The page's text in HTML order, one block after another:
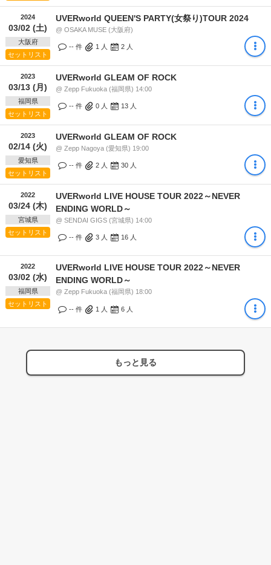
2024
03/02 (土)
大阪府
セットリスト
UVERworld QUEEN'S PARTY(女祭り)TOUR 2024
@ OSAKA MUSE (大阪府)
-- 件 1 人 2 人
2023
03/13 (月)
福岡県
セットリスト
UVERworld GLEAM OF ROCK
@ Zepp Fukuoka (福岡県) 14:00
-- 件 0 人 13 人
2023
02/14 (火)
愛知県
セットリスト
UVERworld GLEAM OF ROCK
@ Zepp Nagoya (愛知県) 19:00
-- 件 2 人 30 人
2022
03/24 (木)
宮城県
セットリスト
UVERworld LIVE HOUSE TOUR 2022～NEVER
ENDING WORLD～
@ SENDAI GIGS (宮城県) 14:00
-- 件 3 人 16 人
2022
03/02 (水)
福岡県
セットリスト
UVERworld LIVE HOUSE TOUR 2022～NEVER
ENDING WORLD～
@ Zepp Fukuoka (福岡県) 18:00
-- 件 1 人 6 人
もっと見る